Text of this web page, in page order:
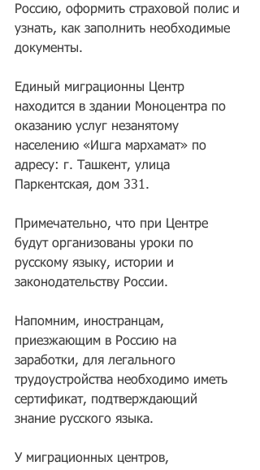
Россию, оформить страховой полис и
узнать, как заполнить необходимые
документы.
Единый миграционны Центр
находится в здании Моноцентра по
оказанию услуг незанятому
населению «Ишга мархамат» по
адресу: г. Ташкент, улица
Паркентская, дом 331.
Примечательно, что при Центре
будут организованы уроки по
русскому языку, истории и
законодательству России.
Напомним, иностранцам,
приезжающим в Россию на
заработки, для легального
трудоустройства необходимо иметь
сертификат, подтверждающий
знание русского языка.
У миграционных центров,